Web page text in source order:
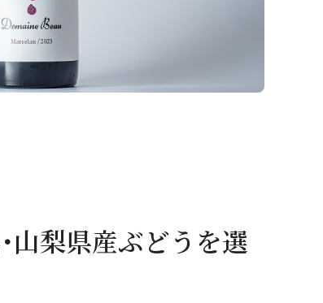
山梨県産ぶどうを選